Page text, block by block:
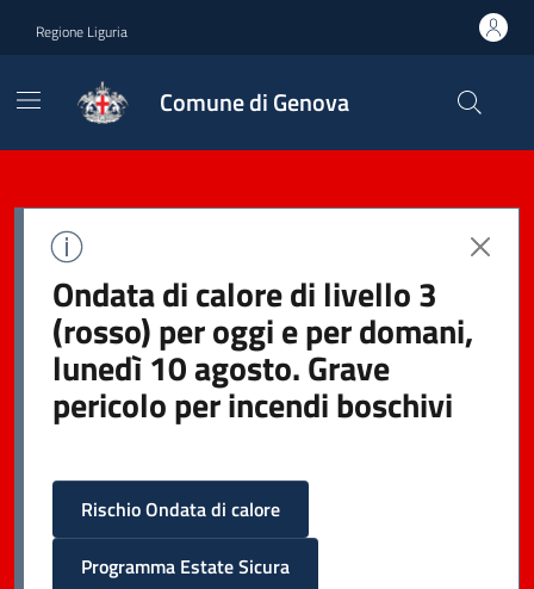
Regione Liguria
Comune di Genova
Ondata di calore di livello 3
(rosso) per oggi e per domani,
lunedì 10 agosto. Grave
pericolo per incendi boschivi
Rischio Ondata di calore
Programma Estate Sicura